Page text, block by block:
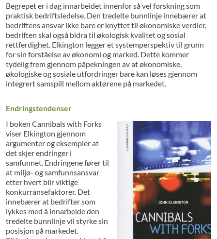
Begrepet er i dag innarbeidet innenfor så vel forskning som
praktisk bedriftsledelse. Den tredelte bunnlinje innebærer at
bedriftens ansvar ikke bare er knyttet til økonomiske verdier,
bedriften skal også bidra til økologisk kvalitet og sosial
rettferdighet. Elkington legger et systemperspektiv til grunn
for sin forståelse av økonomi og marked. Dette kommer
tydelig frem gjennom påpekningen av at økonomiske,
økologiske og sosiale utfordringer bare kan løses gjennom
integrert samspill mellom aktørene på markedet.
Endringstendenser
I boken Cannibals with Forks
viser Elkington gjennom
argumenter og eksempler at
det skjer endringer i
samfunnet. Endringene fører til
at miljø- og samfunnsansvar
etter hvert blir viktige
konkurransefaktorer. Det
innebærer at bedrifter som
lykkes med å innarbeide den
tredelte bunnlinje vil styrke sin
posisjon på markedet.